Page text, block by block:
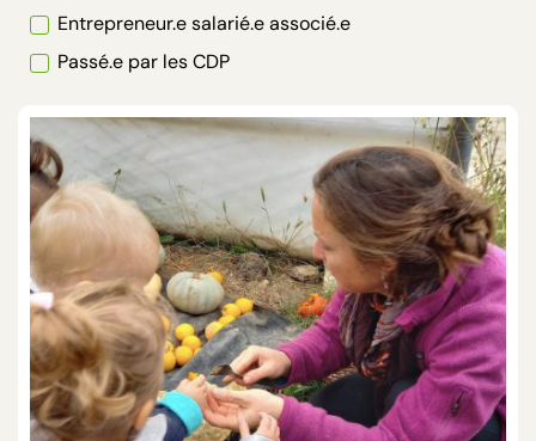
Entrepreneur.e salarié.e associé.e
Passé.e par les CDP